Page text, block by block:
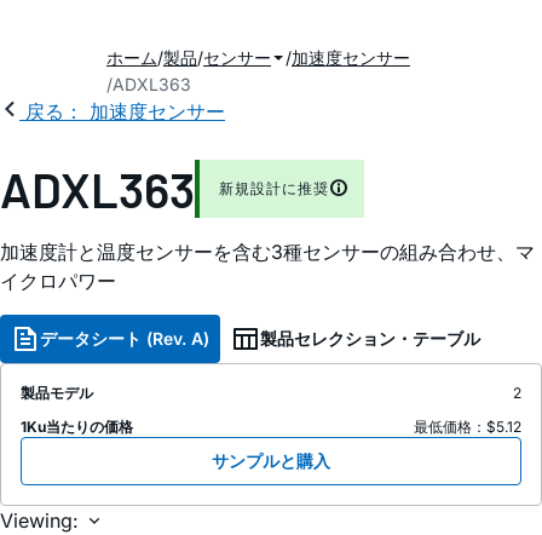
ホーム 製品 センサー
加速度センサー
ADXL363
戻る： 加速度センサー
ADXL363 新規設計に推奨
加速度計と温度センサーを含む3種センサーの組み合わせ、マ
イクロパワー
データシート (Rev. A) 製品セレクション・テーブル
製品モデル
2
1Ku当たりの価格
最低価格：$5.12
サンプルと購入
Viewing: